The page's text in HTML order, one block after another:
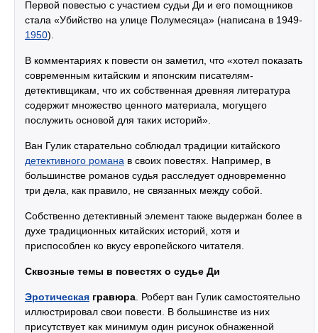
Первой повестью с участием судьи Ди и его помощников
стала «Убийство на улице Полумесяца» (написана в 1949-
1950).
В комментариях к повести он заметил, что «хотел показать
современным китайским и японским писателям-
детективщикам, что их собственная древняя литература
содержит множество ценного материала, могущего
послужить основой для таких историй».
Ван Гулик старательно соблюдал традиции китайского
детективного романа в своих повестях. Например, в
большинстве романов судья расследует одновременно
три дела, как правило, не связанных между собой.
Собственно детективный элемент также выдержан более в
духе традиционных китайских историй, хотя и
приспособлен ко вкусу европейского читателя.
Сквозные темы в повестях о судье Ди
Эротическая гравюра . Роберт ван Гулик самостоятельно
иллюстрировал свои повести. В большинстве из них
присутствует как минимум один рисунок обнаженной